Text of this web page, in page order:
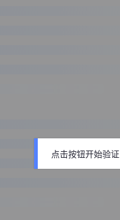
点击按钮开始验证